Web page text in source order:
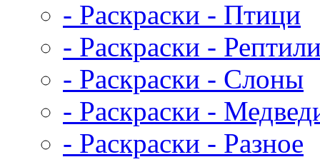
- Раскраски - Птици
- Раскраски -
- Раскраски - Слоны
- Раскраски -
- Раскраски - Разное